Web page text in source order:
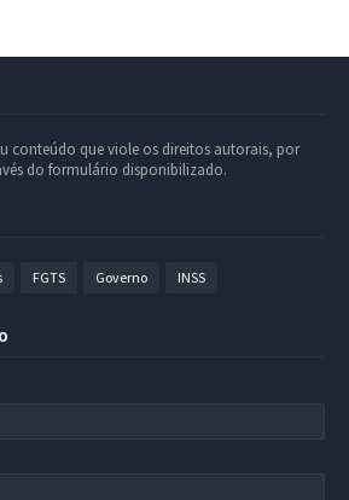
conteúdo que viole os direitos autorais, por
do formulário disponibilizado.
FGTS Governo INSS